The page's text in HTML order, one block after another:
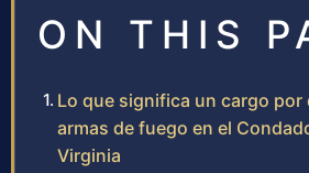
ON THIS
Lo que significa un cargo por
armas de fuego en el
Virginia